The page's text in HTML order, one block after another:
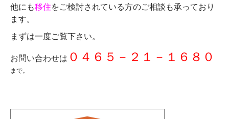
他にも移住をご検討されている方のご相談も承っており
ます。
まずは一度ご覧下さい。
お問い合わせは ０４６５－２１－１６８０
まで。